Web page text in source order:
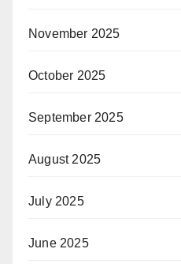
November 2025
October 2025
September 2025
August 2025
July 2025
June 2025